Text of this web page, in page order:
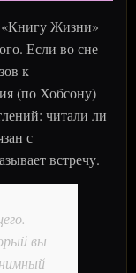
Жизни»
Если во сне
к
(по Хобсону)
читали ли
с
встречу.
вы